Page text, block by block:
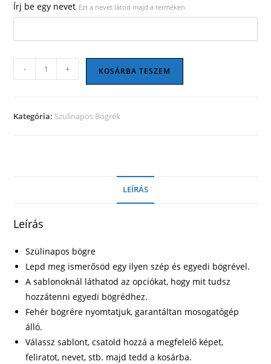
Írj be egy nevet Ezt a nevet látod majd a terméken
Szülinapos
bögre
mennyiség
- + KOSÁRBA TESZEM
Kategória: Szülinapos Bögrék
LEÍRÁS
Leírás
Szülinapos bögre
Lepd meg ismerősöd egy ilyen szép és egyedi bögrével.
A sablonoknál láthatod az opciókat, hogy mit tudsz
hozzátenni egyedi bögrédhez.
Fehér bögrére nyomtatjuk, garantáltan mosogatógép
álló.
Válassz sablont, csatold hozzá a megfelelő képet,
feliratot, nevet, stb. majd tedd a kosárba.